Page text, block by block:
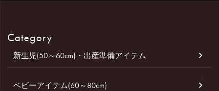
Category
新生児(50～60cm)・出産準備アイテム
ベビーアイテム(60～80cm)